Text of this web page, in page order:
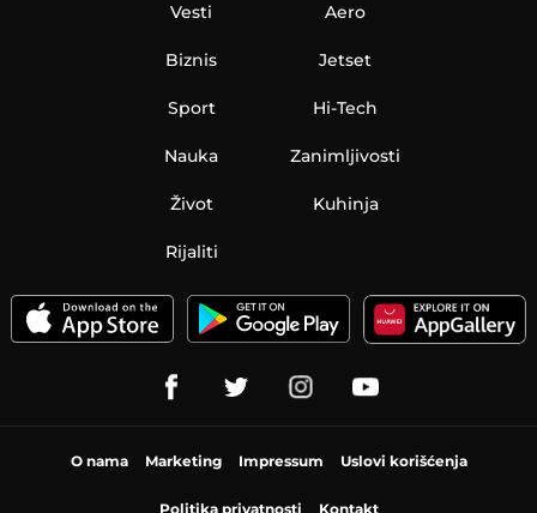
Vesti
Biznis
Sport
Nauka
Aero
Jetset
Hi-Tech
Zanimljivosti
Život Kuhinja
Rijaliti
O nama Marketing Impressum Uslovi korišćenja
Politika privatnosti Kontakt